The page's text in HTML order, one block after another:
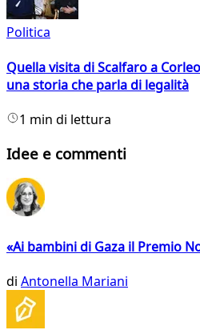
Politica
Quella visita di Scalfaro a
una storia che parla di legalità
1 min di lettura
Idee e commenti
«Ai bambini di Gaza il Premio
di Antonella Mariani